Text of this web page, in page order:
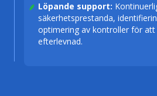
Löpande support:
säkerhetsprestanda,
optimering av kontroller för att
efterlevnad.